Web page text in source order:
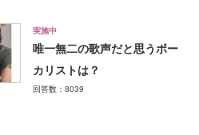
実施中
唯一無二の歌声だと思うボー
カリストは？
回答数：8039